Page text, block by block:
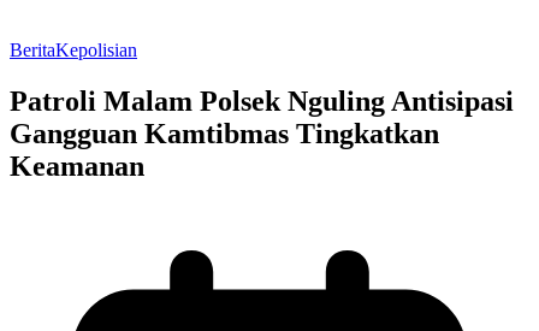
BeritaKepolisian
Patroli Malam Polsek Nguling Antisipasi
Gangguan Kamtibmas Tingkatkan
Keamanan